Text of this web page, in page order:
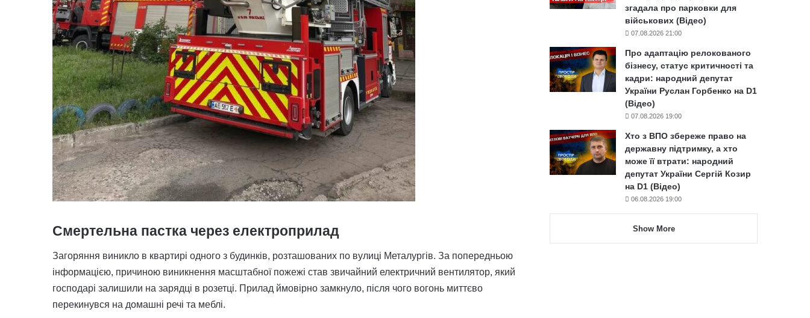
Смертельна пастка через електроприлад
Загоряння виникло в квартирі одного з будинків, розташованих по вулиці Металургів. За попередньою
інформацією, причиною виникнення масштабної пожежі став звичайний електричний вентилятор, який
господарі залишили на зарядці в розетці. Прилад ймовірно замкнуло, після чого вогонь миттєво
перекинувся на домашні речі та меблі.
згадала про парковки для
військових (Відео)
07.08.2026 21:00
Про адаптацію релокованого
бізнесу, статус критичності та
кадри: народний депутат
України Руслан Горбенко на D1
(Відео)
07.08.2026 19:00
Хто з ВПО збереже право на
державну підтримку, а хто
може її втрати: народний
депутат України Сергій Козир
на D1 (Відео)
06.08.2026 19:00
Show More